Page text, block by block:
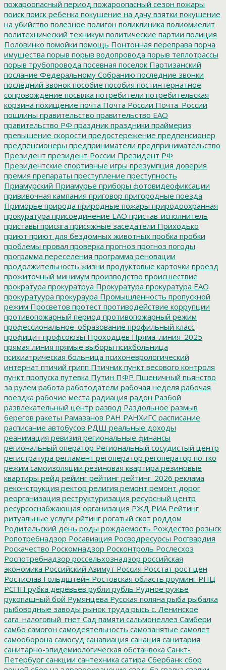
пожароопасный период пожароопасный сезон пожары
поиск поиск ребенка покушение на дачу взятки покушение
на убийство полезное полигон поликлиника полиомиелит
политехнический техникум политические партии полиция
Половинко помойки помощь Понтонная переправа порча
имущества порыв порыв водопровода порыв теплотрассы
порыв трубопровода посевная поселок Партизанский
послание Федеральному Собранию последние звонки
последний звонок пособие пособия постинтернатное
сопровождение посылка потребители потребительская
корзина похищение почта Почта России Почта_России
пошлины правительство правительство ЕАО
правительство РФ праздник праздники праймериз
превышение скорости предостережение предпенсионер
предпенсионеры предприниматели предпринимательство
Президент президент России Президент РФ
Президентские спортивные игры презумпция доверия
премия препараты преступление преступность
Приамурский Приамурье приборы фотовидеофиксации
прививочная кампания приговор пригородные поезда
Приморье природа природные пожары природоохранная
прокуратура присоединение ЕАО пристав-исполнитель
приставы присяга присяжные заседатели Приходько
приют приют для бездомных животных пробка пробки
проблемы провал проверка прогноз прогноз погоды
программа переселения программа реновации
продолжительность жизни продуктовые карточки проезд
прожиточный минимум производство происшествие
прократура прокуратруа Прокуратура прокуратура ЕАО
прокуратуура прокураура Промышленность пропускной
режим Просветов протест противодействие коррупции
противопожарный период противопожарный режим
профессиональное_образование профильный класс
профицит профсоюзы Проходцев Пряма_линия_2025
прямая линия прямые выборы психбольница
психиатрическая больница психоневрологический
интернат птичий грипп Птичник пункт весового контроля
пункт пропуска путевка Путин ПФР Пшеничный пьянство
за рулем работа работодатели рабочая неделя рабочая
поездка рабочие места радиация радон Разбой
развлекательный центр развод Раздольное размыв
берегов ракеты Рамазанов РАН РАНХиГС расписание
расписание автобусов РДШ реальные доходы
реанимация ревизия региональные финансы
региональный оператор Региональный сосудистый центр
регистратура регламент регоператор регоператор по тко
режим самоизоляции резиновая квартира резиновые
квартиры рейд рейинг рейтинг рейтинг_2026 реклама
реконструкция ректор религия ремонт ремонт дорог
реорганизация реструктуризация ресурсный центр
ресурсоснабжающая организация РЖД РИА Рейтинг
ритуальные услуги рйтинг рогатый скот роддом
Родительский день роды рождаемость Рождество розыск
Ропотребнадзор Росавиация Росводресурсы Росгвардия
Роскачество Роскомнадзор Росконтроль Рослесхоз
Роспотребнадзор россельхознадзор российская
экономика Российский Азимут Россия Росстат рост цен
Ростислав Гольдштейн Ростовская область роуминг РПЦ
РСПП рубка деревьев рубли рубль Рудное ружье
рукопашный бой Румянцева Русская поляна рыба рыбалка
рыбоводные заводы рынок труда рысь с. Ленинское
сага_налоговый_гнет Сад памяти сальмонеллез Самбери
самбо самогон самодеятельность самозанятые самолет
самооборона самосуд санавиация санация санитария
санитарно-эпидемиологическая обстанвока Санкт-
Петербург санкции сантехника сатира Сбербанк сбор